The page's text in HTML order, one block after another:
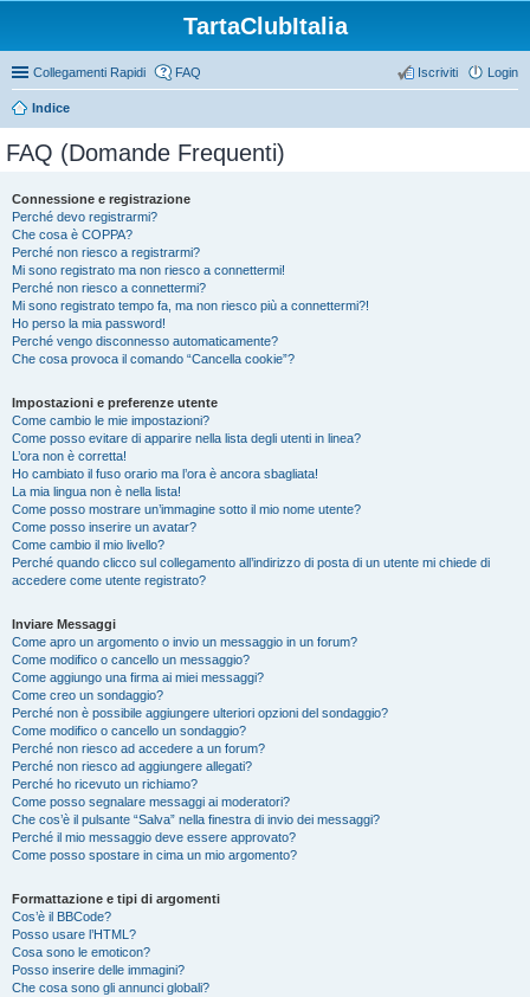
TartaClubItalia
Collegamenti Rapidi FAQ Login
Iscriviti
Indice
FAQ (Domande Frequenti)
Connessione e registrazione
Perché devo registrarmi?
Che cosa è COPPA?
Perché non riesco a registrarmi?
Mi sono registrato ma non riesco a connettermi!
Perché non riesco a connettermi?
Mi sono registrato tempo fa, ma non riesco più a connettermi?!
Ho perso la mia password!
Perché vengo disconnesso automaticamente?
Che cosa provoca il comando “Cancella cookie”?
Impostazioni e preferenze utente
Come cambio le mie impostazioni?
Come posso evitare di apparire nella lista degli utenti in linea?
L’ora non è corretta!
Ho cambiato il fuso orario ma l’ora è ancora sbagliata!
La mia lingua non è nella lista!
Come posso mostrare un’immagine sotto il mio nome utente?
Come posso inserire un avatar?
Come cambio il mio livello?
Perché quando clicco sul collegamento all’indirizzo di posta di un utente mi chiede di
accedere come utente registrato?
Inviare Messaggi
Come apro un argomento o invio un messaggio in un forum?
Come modifico o cancello un messaggio?
Come aggiungo una firma ai miei messaggi?
Come creo un sondaggio?
Perché non è possibile aggiungere ulteriori opzioni del sondaggio?
Come modifico o cancello un sondaggio?
Perché non riesco ad accedere a un forum?
Perché non riesco ad aggiungere allegati?
Perché ho ricevuto un richiamo?
Come posso segnalare messaggi ai moderatori?
Che cos’è il pulsante “Salva” nella finestra di invio dei messaggi?
Perché il mio messaggio deve essere approvato?
Come posso spostare in cima un mio argomento?
Formattazione e tipi di argomenti
Cos’è il BBCode?
Posso usare l’HTML?
Cosa sono le emoticon?
Posso inserire delle immagini?
Che cosa sono gli annunci globali?